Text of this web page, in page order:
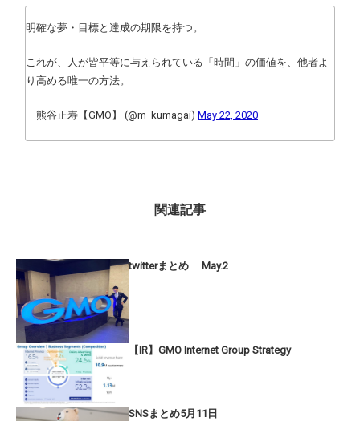
明確な夢・目標と達成の期限を持つ。
これが、人が皆平等に与えられている「時間」の価値を、他者よ
り高める唯一の方法。
— 熊谷正寿【GMO】 (@m_kumagai) May 22, 2020
関連記事
twitterまとめ May.2
【IR】GMO Internet Group Strategy
SNSまとめ5月11日